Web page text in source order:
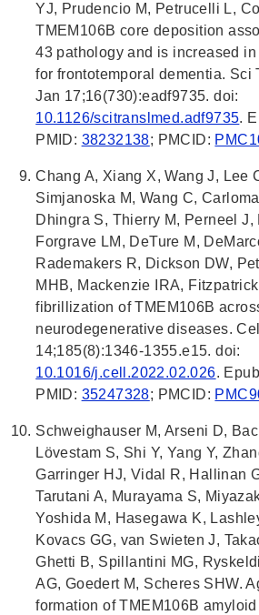
YJ, Prudencio M, Petrucelli L,
TMEM106B core deposition
43 pathology and is increased
for frontotemporal dementia. Sci
Jan 17;16(730):eadf9735. doi:
10.1126/scitranslmed.adf9735.
PMID: 38232138; PMCID:
Chang A, Xiang X, Wang J, Lee
Simjanoska M, Wang C,
Dhingra S, Thierry M, Perneel J,
Forgrave LM, DeTure M,
Rademakers R, Dickson DW,
MHB, Mackenzie IRA,
fibrillization of TMEM106B
neurodegenerative diseases.
14;185(8):1346-1355.e15. doi:
10.1016/j.cell.2022.02.026.
PMID: 35247328; PMCID:
Schweighauser M, Arseni D,
Lövestam S, Shi Y, Yang Y,
Garringer HJ, Vidal R, Hallinan
Tarutani A, Murayama S,
Yoshida M, Hasegawa K,
Kovacs GG, van Swieten J,
Ghetti B, Spillantini MG,
AG, Goedert M, Scheres SHW.
formation of TMEM106B